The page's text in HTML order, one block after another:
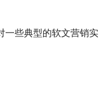
一些典型的软文营销实